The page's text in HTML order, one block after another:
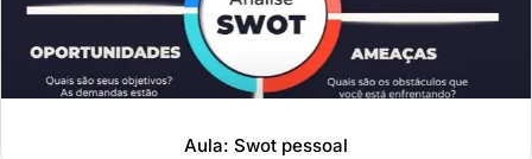
Aula: Swot pessoal